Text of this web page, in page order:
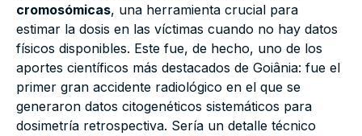
cromosómicas, una herramienta crucial para
estimar la dosis en las víctimas cuando no hay datos
físicos disponibles. Este fue, de hecho, uno de los
aportes científicos más destacados de Goiânia: fue el
primer gran accidente radiológico en el que se
generaron datos citogenéticos sistemáticos para
dosimetría retrospectiva. Sería un detalle técnico